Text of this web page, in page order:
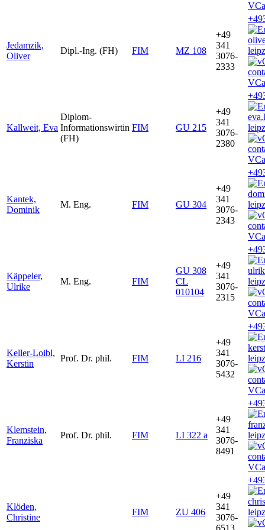
Jedamzik,
Oliver
Dipl.-Ing. (FH) FIM MZ 108
+49
341
3076-
2333
Kallweit, Eva
Diplom-
Informationswirtin
(FH)
FIM GU 215
+49
341
3076-
2380
Kantek,
Dominik
M. Eng. FIM GU 304
+49
341
3076-
2343
Käppeler,
Ulrike
M. Eng. FIM
GU 308
CL
010104
+49
341
3076-
2315
Keller-Loibl,
Kerstin
Prof. Dr. phil. FIM LI 216
+49
341
3076-
5432
Klemstein,
Franziska
Prof. Dr. phil. FIM LI 322 a
+49
341
3076-
8491
Klöden,
Christine
FIM ZU 406
+49
341
3076-
6513